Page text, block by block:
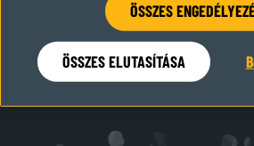
Hamarosan
ÖSSZES
ÖSSZES ELUTASÍTÁSA